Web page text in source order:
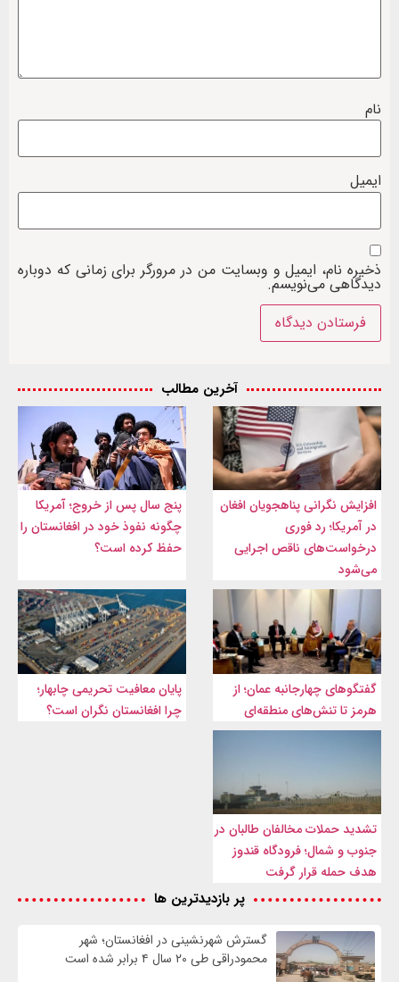
نام
ایمیل
ذخیره نام، ایمیل و وبسایت من در مرورگر برای زمانی که دوباره
دیدگاهی می‌نویسم.
آخرین مطالب
افزایش نگرانی پناهجویان افغان
در آمریکا؛ رد فوری
درخواست‌های ناقص اجرایی
می‌شود
پنج سال پس از خروج؛ آمریکا
چگونه نفوذ خود در افغانستان را
حفظ کرده است؟
گفتگوهای چهارجانبه عمان؛ از
هرمز تا تنش‌های منطقه‌ای
پایان معافیت تحریمی‌ چابهار؛
چرا افغانستان نگران است؟
تشدید حملات مخالفان طالبان در
جنوب و شمال؛ فرودگاه قندوز
هدف حمله قرار گرفت
پر بازدیدترین ها
گسترش شهرنشینی در افغانستان؛ شهر
محمودراقی طی ۲۰ سال ۴ برابر شده است